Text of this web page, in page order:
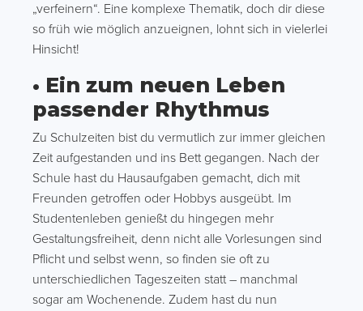
„verfeinern“. Eine komplexe Thematik, doch dir diese
so früh wie möglich anzueignen, lohnt sich in vielerlei
Hinsicht!
• Ein zum neuen Leben
passender Rhythmus
Zu Schulzeiten bist du vermutlich zur immer gleichen
Zeit aufgestanden und ins Bett gegangen. Nach der
Schule hast du Hausaufgaben gemacht, dich mit
Freunden getroffen oder Hobbys ausgeübt. Im
Studentenleben genießt du hingegen mehr
Gestaltungsfreiheit, denn nicht alle Vorlesungen sind
Pflicht und selbst wenn, so finden sie oft zu
unterschiedlichen Tageszeiten statt – manchmal
sogar am Wochenende. Zudem hast du nun